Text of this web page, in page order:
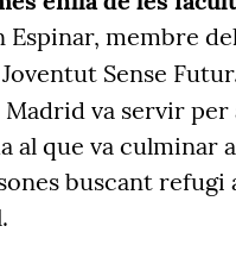
Espinar, membre
Sense
Madrid va servir per
al que va culminar
buscant refugi